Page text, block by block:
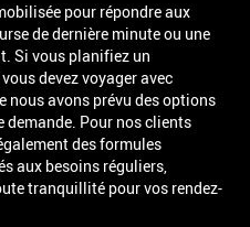
pour répondre aux
de dernière minute ou une
Si vous planifiez un
devez voyager avec
nous avons prévu des options
demande. Pour nos clients
des formules
aux besoins réguliers,
tranquillité pour vos rendez-